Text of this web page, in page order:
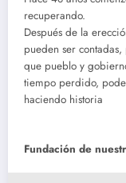
recuperando.
Después de la
pueden ser
que pueblo y
tiempo perdido,
haciendo historia
Fundación de